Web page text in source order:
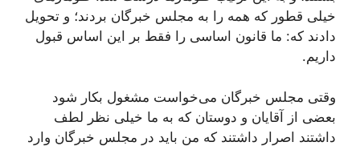
خیلى قطور كه همه را به مجلس خبرگان بردند؛ و تحویل
دادند كه: ما قانون اساسى را فقط بر این اساس قبول
داریم.
وقتى مجلس خبرگان مى‌خواست مشغول بكار شود
بعضى از آقایان و دوستان كه به ما خیلى نظر لطف
داشتند اصرار داشتند كه من باید در مجلس خبرگان وارد